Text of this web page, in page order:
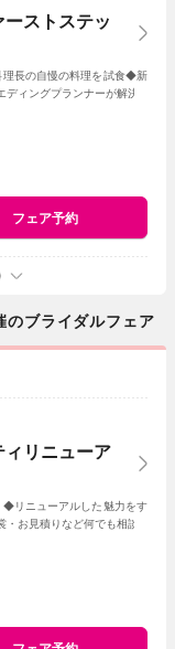
ーストステッ
長の自慢の料理を試食◆新
ィングプランナーが解決
フェア予約
ブライダルフェア
ィリニューア
リニューアルした魅力をす
お見積りなど何でも相談